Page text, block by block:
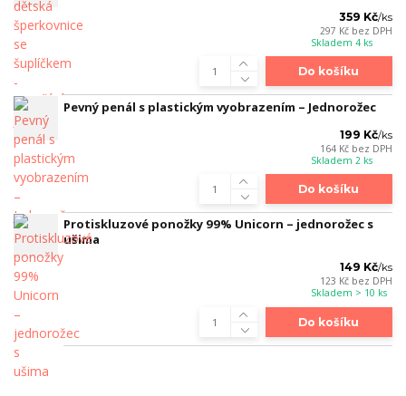
359 Kč/ks
297 Kč bez DPH
Skladem 4 ks
Do košíku
Pevný penál s plastickým vyobrazením – Jednorožec
199 Kč/ks
164 Kč bez DPH
Skladem 2 ks
Do košíku
Protiskluzové ponožky 99% Unicorn – jednorožec s
ušima
149 Kč/ks
123 Kč bez DPH
Skladem > 10 ks
Do košíku